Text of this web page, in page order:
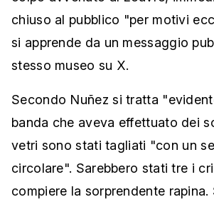
chiuso al pubblico "per motivi
si apprende da un messaggio
stesso museo su X.
Secondo Nuñez si tratta
banda che aveva effettuato dei
vetri sono stati tagliati "con un
circolare". Sarebbero stati tre i
compiere la sorprendente rapina.